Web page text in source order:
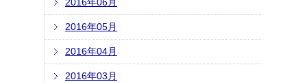
2016年05月
2016年04月
2016年03月